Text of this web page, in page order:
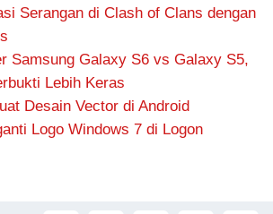
Serangan di Clash of Clans dengan
Samsung Galaxy S6 vs Galaxy S5,
Lebih Keras
Desain Vector di Android
Logo Windows 7 di Logon